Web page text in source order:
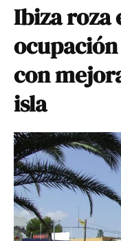
Ibiza roza
con
isla